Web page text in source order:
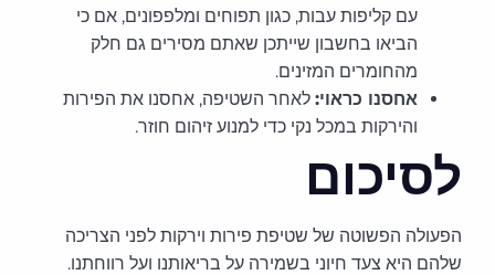
עם קליפות עבות, כגון תפוחים ומלפפונים, אם כי
הביאו בחשבון שייתכן שאתם מסירים גם חלק
מהחומרים המזינים.
אחסנו כראוי:לאחר השטיפה, אחסנו את הפירות
והירקות במכל נקי כדי למנוע זיהום חוזר.
לסיכום
הפעולה הפשוטה של שטיפת פירות וירקות לפני הצריכה
שלהם היא צעד חיוני בשמירה על בריאותנו ועל רווחתנו.